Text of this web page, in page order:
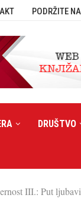
PODRŽITE
DRUŠTVO
III.: Put